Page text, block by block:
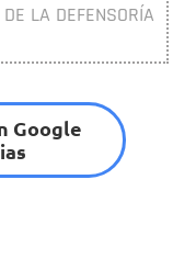
LA DEFENSORÍA
Google